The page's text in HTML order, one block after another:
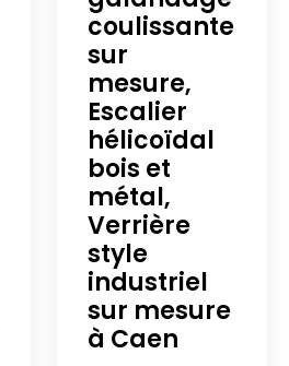
coulissante
sur
mesure,
Escalier
hélicoïdal
bois et
métal,
Verrière
style
industriel
sur mesure
à Caen